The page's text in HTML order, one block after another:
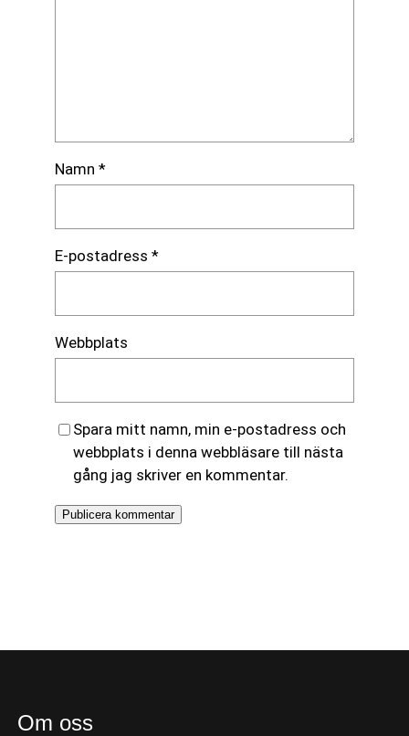
Namn *
E-postadress *
Webbplats
Spara mitt namn, min e-postadress och
webbplats i denna webbläsare till nästa
gång jag skriver en kommentar.
Om oss